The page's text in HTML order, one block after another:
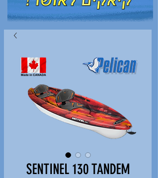
SENTINEL 130 TANDEM